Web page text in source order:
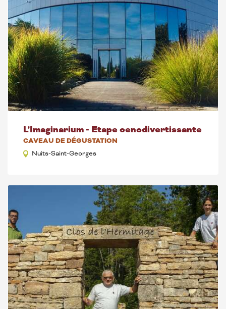
L'Imaginarium - Etape oenodivertissante
CAVEAU DE DÉGUSTATION
Nuits-Saint-Georges